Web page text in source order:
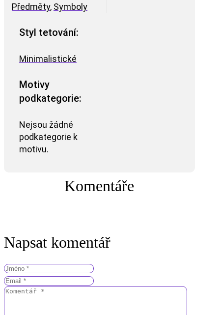
Předměty, Symboly
Styl tetování:
Minimalistické
Motivy
podkategorie:
Nejsou žádné
podkategorie k
motivu.
Komentáře
Napsat komentář